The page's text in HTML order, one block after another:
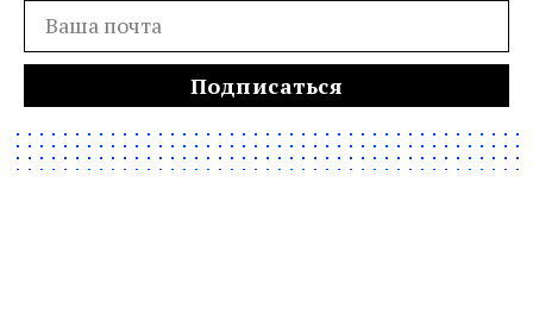
Подписаться